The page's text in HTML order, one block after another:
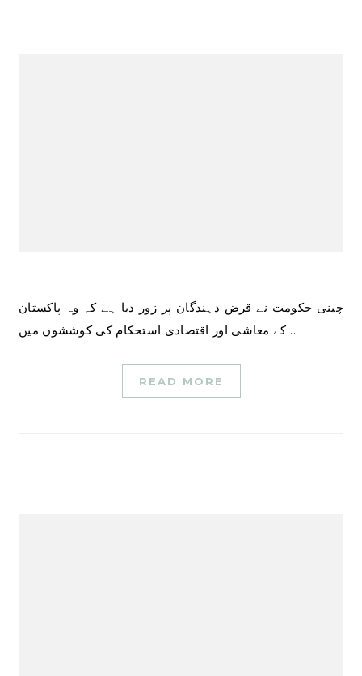
چینی حکومت نے قرض دہندگان پر زور دیا ہے کہ وہ پاکستان
کے معاشی اور اقتصادی استحکام کی کوششوں میں…
READ MORE